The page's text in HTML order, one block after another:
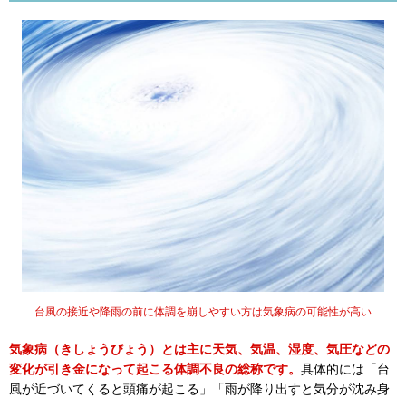
台風の接近や降雨の前に体調を崩しやすい方は気象病の可能性が高い
気象病（きしょうびょう）とは主に天気、気温、湿度、気圧などの
変化が引き金になって起こる体調不良の総称です。 具体的には「台
風が近づいてくると頭痛が起こる」「雨が降り出すと気分が沈み身